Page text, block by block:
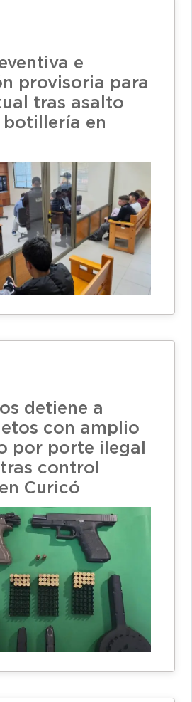
e
provisoria para
tras asalto
botillería en
detiene a
con amplio
por porte ilegal
control
Curicó